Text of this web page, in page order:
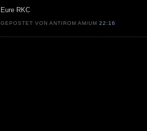
Eure RKC
GEPOSTET VON ANTIROM AM/UM22:16